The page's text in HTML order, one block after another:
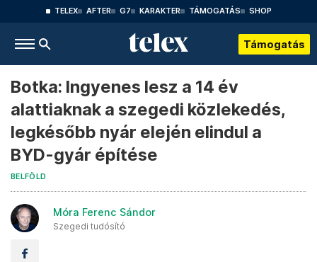
TELEX AFTER G7 KARAKTER TÁMOGATÁS SHOP
Támogatás
Botka: Ingyenes lesz a 14 év
alattiaknak a szegedi közlekedés,
legkésőbb nyár elején elindul a
BYD-gyár építése
BELFÖLD
Móra Ferenc Sándor
Szegedi tudósító